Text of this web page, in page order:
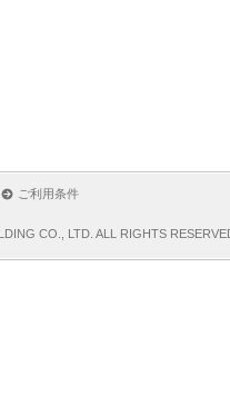
ご利用条件
CO., LTD. ALL RIGHTS